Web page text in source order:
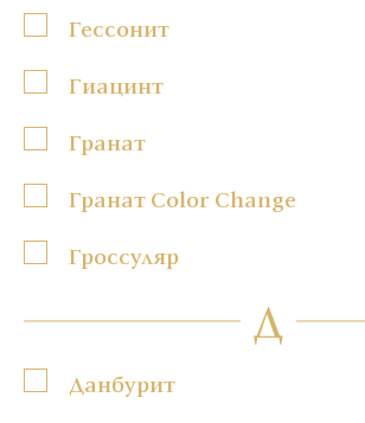
Гессонит
Гиацинт
Гранат
Гранат Color Change
Гроссуляр
Д
Данбурит